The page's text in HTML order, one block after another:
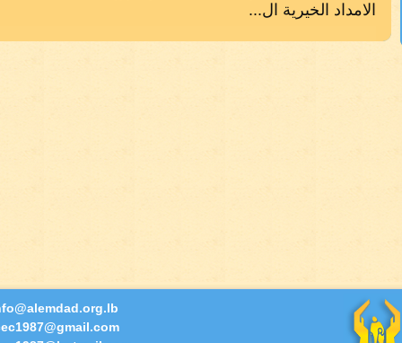
الامداد الخيرية ال...
info@alemdad.org.lb
icec1987@gmail.com